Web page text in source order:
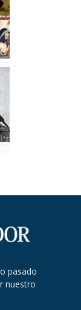
pasado
nuestro